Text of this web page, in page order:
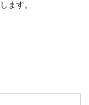
ます。